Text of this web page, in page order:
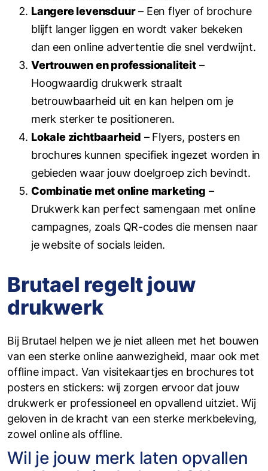
Langere levensduur– Een flyer of brochure
blijft langer liggen en wordt vaker bekeken
dan een online advertentie die snel verdwijnt.
Vertrouwen en professionaliteit–
Hoogwaardig drukwerk straalt
betrouwbaarheid uit en kan helpen om je
merk sterker te positioneren.
Lokale zichtbaarheid – Flyers, posters en
brochures kunnen specifiek ingezet worden in
gebieden waar jouw doelgroep zich bevindt.
Combinatie met online marketing –
Drukwerk kan perfect samengaan met online
campagnes, zoals QR-codes die mensen naar
je website of socials leiden.
Brutael regelt jouw
drukwerk
Bij Brutael helpen we je niet alleen met het bouwen
van een sterke online aanwezigheid, maar ook met
offline impact. Van visitekaartjes en brochures tot
posters en stickers: wij zorgen ervoor dat jouw
drukwerk er professioneel en opvallend uitziet. Wij
geloven in de kracht van een sterke merkbeleving,
zowel online als offline.
Wil je jouw merk laten opvallen